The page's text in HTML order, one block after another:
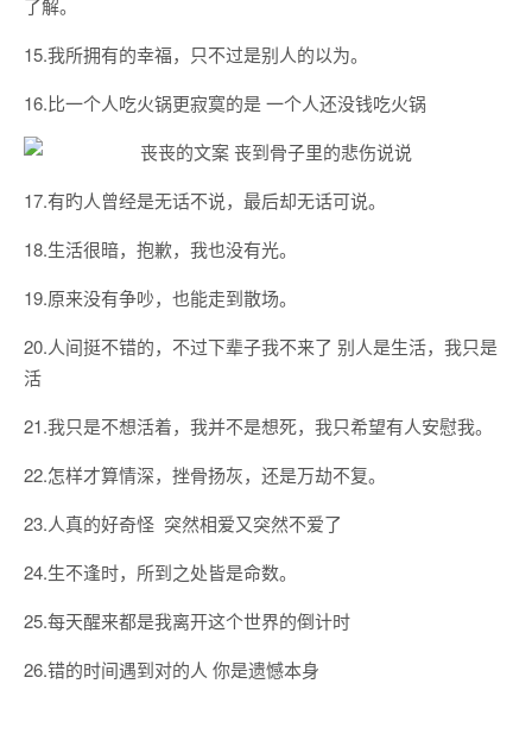
了解。
15.我所拥有的幸福，只不过是别人的以为。
16.比一个人吃火锅更寂寞的是 一个人还没钱吃火锅
17.有旳人曾经是无话不说，最后却无话可说。
18.生活很暗，抱歉，我也没有光。
19.原来没有争吵，也能走到散场。
20.人间挺不错的，不过下辈子我不来了 别人是生活，我只是
活
21.我只是不想活着，我并不是想死，我只希望有人安慰我。
22.怎样才算情深，挫骨扬灰，还是万劫不复。
23.人真的好奇怪 突然相爱又突然不爱了
24.生不逢时，所到之处皆是命数。
25.每天醒来都是我离开这个世界的倒计时
26.错的时间遇到对的人 你是遗憾本身